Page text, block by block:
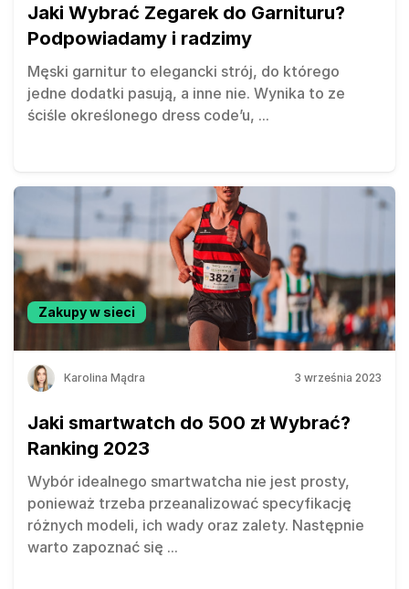
Jaki Wybrać Zegarek do Garnituru?
Podpowiadamy i radzimy
Męski garnitur to elegancki strój, do którego
jedne dodatki pasują, a inne nie. Wynika to ze
ściśle określonego dress code’u, ...
Zakupy w sieci
Karolina Mądra 3 września 2023
Jaki smartwatch do 500 zł Wybrać?
Ranking 2023
Wybór idealnego smartwatcha nie jest prosty,
ponieważ trzeba przeanalizować specyfikację
różnych modeli, ich wady oraz zalety. Następnie
warto zapoznać się ...